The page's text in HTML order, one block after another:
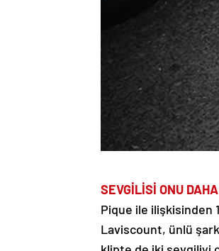
SEVGİLİSİ ONU
Pique ile ilişkisinden
Laviscount, ünlü